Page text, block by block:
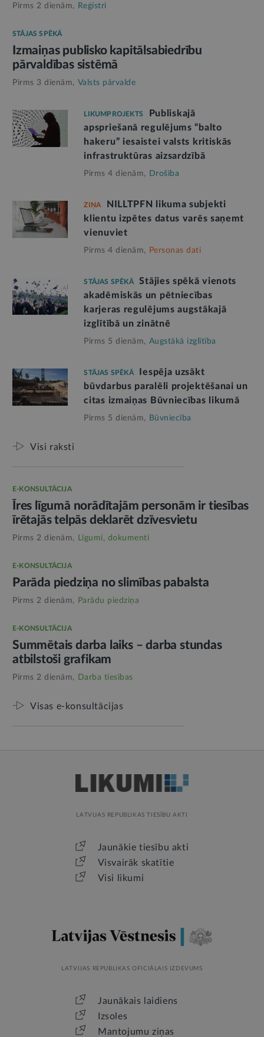
Pirms 2 dienām, Reģistri
STĀJAS SPĒKĀ
Izmaiņas publisko kapitālsabiedrību
pārvaldības sistēmā
Pirms 3 dienām, Valsts pārvalde
LIKUMPROJEKTS
Publiskajā
apspriešanā regulējums “balto
hakeru” iesaistei valsts kritiskās
infrastruktūras aizsardzībā
Pirms 4 dienām, Drošība
ZIŅA
NILLTPFN likuma subjekti
klientu izpētes datus varēs saņemt
vienuviet
Pirms 4 dienām, Personas dati
STĀJAS SPĒKĀ
Stājies spēkā vienots
akadēmiskās un pētniecības
karjeras regulējums augstākajā
izglītībā un zinātnē
Pirms 5 dienām, Augstākā izglītība
STĀJAS SPĒKĀ
Iespēja uzsākt
būvdarbus paralēli projektēšanai un
citas izmaiņas Būvniecības likumā
Pirms 5 dienām, Būvniecība
Visi raksti
E-KONSULTĀCIJA
Īres līgumā norādītajām personām ir tiesības
īrētajās telpās deklarēt dzīvesvietu
Pirms 2 dienām, Līgumi, dokumenti
E-KONSULTĀCIJA
Parāda piedziņa no slimības pabalsta
Pirms 2 dienām, Parādu piedziņa
E-KONSULTĀCIJA
Summētais darba laiks – darba stundas
atbilstoši grafikam
Pirms 2 dienām, Darba tiesības
Visas e-konsultācijas
LATVIJAS REPUBLIKAS TIESĪBU AKTI
Jaunākie tiesību akti
Visvairāk skatītie
Visi likumi
LATVIJAS REPUBLIKAS OFICIĀLAIS IZDEVUMS
Jaunākais laidiens
Izsoles
Mantojumu ziņas